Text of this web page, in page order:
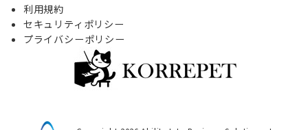
利用規約
セキュリティポリシー
プライバシーポリシー